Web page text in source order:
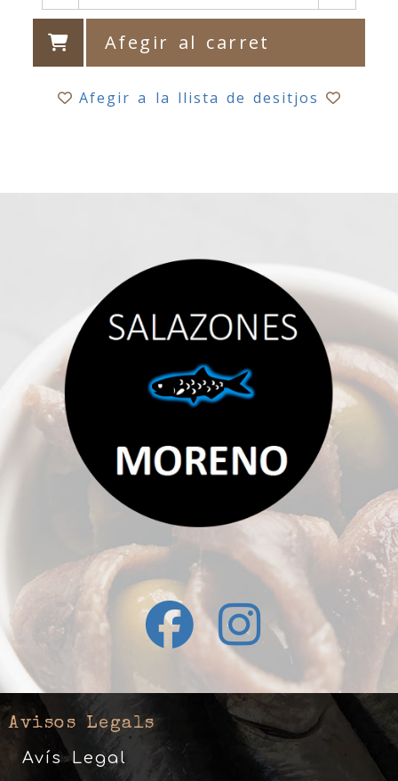
Afegir al carret
Afegir a la llista de desitjos
Avisos Legals
Avís Legal